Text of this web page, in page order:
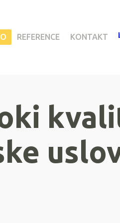
REFERENCE KONTAKT